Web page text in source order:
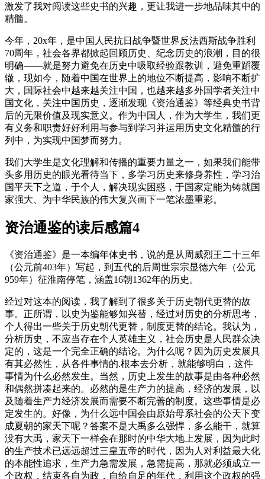
激发了我对阅读这些史书的兴趣，更让我进一步地品味其中的
精髓。
今年，20x年，是中国人民抗日战争暨世界反法西斯战争胜利
70周年，社会各界都掀起回顾历史、纪念历史的浪潮，目的很
明确——就是努力避免在历史中吸取经验跟教训，避免重蹈覆
辙，现如今，随着中国在世界上的地位不断提高，影响不断扩
大，国际社会中越来越关注中国，也越来越多外国学者关注中
国文化，关注中国历史，逐渐发现《资治通鉴》等经典史书背
后的无限价值及现实意义。作为中国人，作为大学生，我们更
有义务和职责好好利用与参与到学习并运用历史文化精髓的行
列中，为实现中国梦而努力。
我们大学生是文化理解和传播的重要力量之一，如果我们能带
头多用历史的眼光看待当下，多学习历史来修身养性，学习治
国平天下之道，于个人，解决现实困惑，于国家定能为铸就国
家强大、为中华民族的伟大复兴画下一笔浓墨重彩。
资治通鉴的读后感篇4
《资治通鉴》是一本编年体史书，说的是从周威烈王二十三年
（公元前403年）写起，到五代的后周世宗宗显德六年（公元
959年）征淮南停笔，涵盖16朝1362年的历史。
经过对这本的阅读，我了解到了很多关于历史朝代更替的故
事。正所谓，以史为鉴能够知兴替，经过对历史的分析思考，
个人得出一些关于历史朝代更替，制度更替的结论。我认为，
分析历史，不应当存在个人英雄主义，社会历史是人民群众决
定的，这是一个完全正确的结论。为什么呢？因为历史发展具
有其必然性，从各件事情的.根本去分析，就能够明白，这件
事情为什么必然发生。当然，历史上发生的故事是由各种必然
和偶然拼凑起来的。必然的是生产力的提高，经济的发展，以
及随着生产力经济发展而需要不断完善的制度。这些事情是必
定发生的。好像，为什么远中国会由原始母系社会的公天下变
成夏朝的家天下呢？答案不是大禹多么强悍，多么能干，就算
没有大禹，家天下一样会在那时的中华大地上发展，因为此时
的生产技术已远远超过三皇五帝的时代，因为人对利益最大化
的本能性追求，生产力急需发展，急需提高，那就必须成立一
个政权，结束各自为政，自给自足的年代，利用这个政权的强